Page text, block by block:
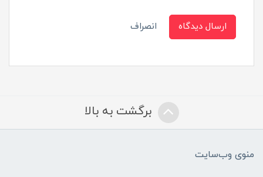
ارسال دیدگاه انصراف
برگشت به بالا
منوی وب‌سایت